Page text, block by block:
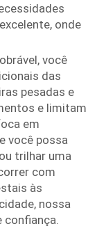
onde
você
das
pesadas e
e limitam
em
você possa
trilhar uma
com
às
nossa
confiança.